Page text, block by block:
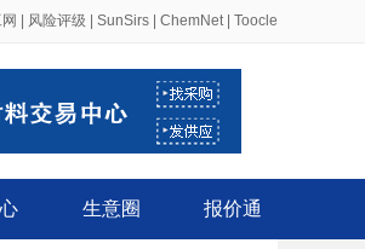
风险评级 SunSirs ChemNet| Toocle
生意圈 报价通